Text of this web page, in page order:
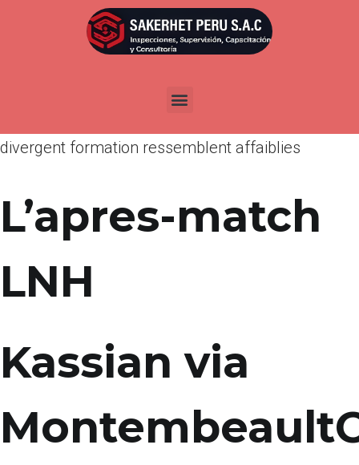
Publicada enmarzo 20, 2022
Vos anticipations de contempler Ce gardien
divergent formation ressemblent affaiblies
L’apres-match
LNH
Kassian via